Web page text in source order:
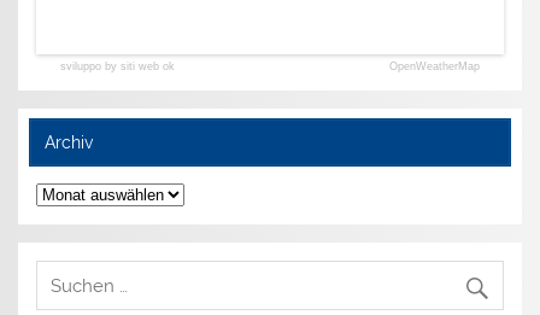
sviluppo by siti web ok OpenWeatherMap
Archiv
Archiv